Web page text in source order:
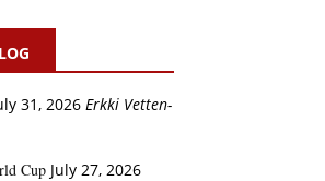
31, 2026 Erkki Vetten­­
Cup July 27, 2026